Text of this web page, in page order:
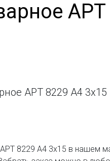
8229 А4 3х15 в нашем